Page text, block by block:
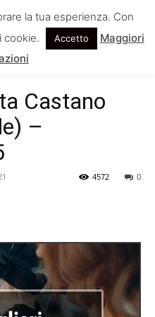
Castano
–
0
4572
la tua esperienza. Con
cookie.
Accetto
Maggiori